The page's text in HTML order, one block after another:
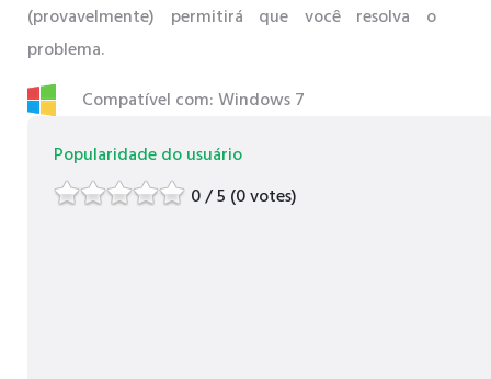
(provavelmente) permitirá que você resolva o
problema.
Compatível com: Windows 7
Popularidade do usuário
0 / 5 (0 votes)